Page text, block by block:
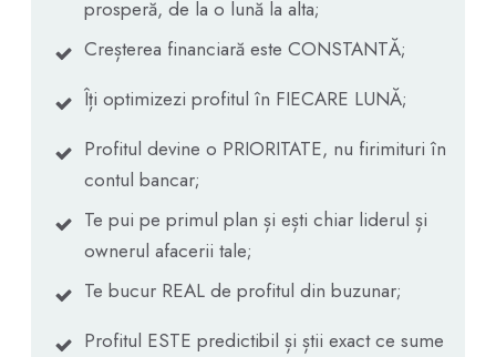
prosperă, de la o lună la alta;
Creșterea financiară este CONSTANTĂ;
Îți optimizezi profitul în FIECARE LUNĂ;
Profitul devine o PRIORITATE, nu firimituri în
contul bancar;
Te pui pe primul plan și ești chiar liderul și
ownerul afacerii tale;
Te bucur REAL de profitul din buzunar;
Profitul ESTE predictibil și știi exact ce sume